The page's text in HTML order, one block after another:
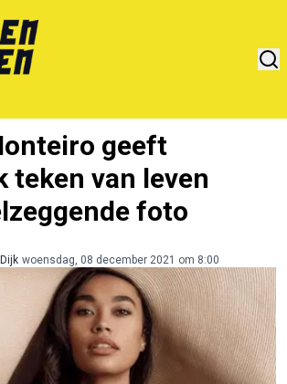
geeft
teken van leven
foto
woensdag, 08 december 2021 om 8:00